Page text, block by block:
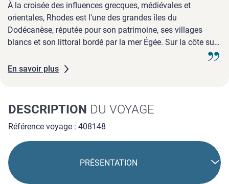
À la croisée des influences grecques, médiévales et
orientales, Rhodes est l'une des grandes îles du
Dodécanèse, réputée pour son patrimoine, ses villages
blancs et son littoral bordé par la mer Égée. Sur la côte sud-
est de l'île, le Framissima Kiotari Miraluna Beach Resort 4*
est dans le secteur de Kiotari, en bord de mer, avec un
En savoir plus
DESCRIPTION DU VOYAGE
Référence voyage : 408148
PRÉSENTATION